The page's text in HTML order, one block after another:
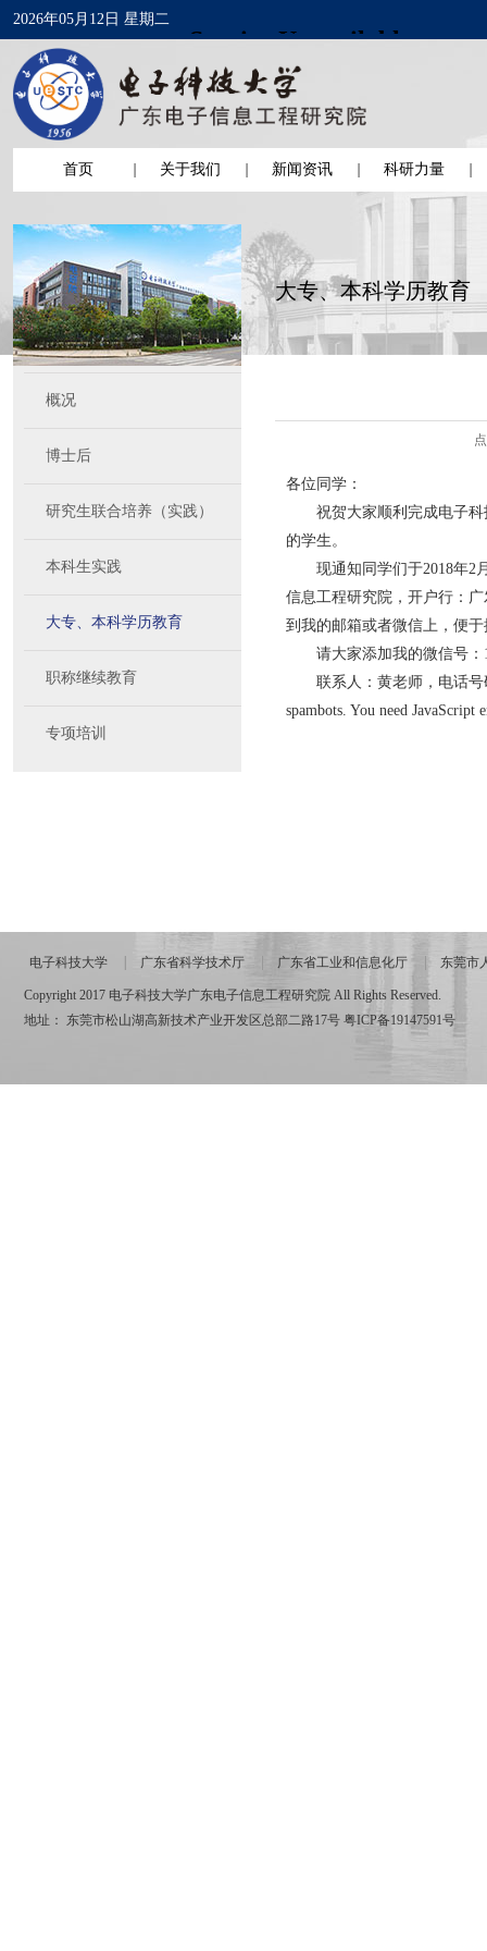
2026年05月12日 星期二
首页 关于我们 新闻资讯 科研力量
概况
博士后
研究生联合培养（实践）
本科生实践
大专、本科学历教育
职称继续教育
专项培训
大专、本科学历教育
各位同学：
祝贺大家顺利完成电子
的学生。
现通知同学们于2018年2
信息工程研究院，开户行：广
到我的邮箱或者微信上，便
请大家添加我的微信号：
联系人：黄老师，电话号
spambots. You need JavaScript
电子科技大学 广东省科学技术厅 广东省工业和信息化厅 东莞市
Copyright 2017 电子科技大学广东电子信息工程研究院 All Rights Reserved.
地址： 东莞市松山湖高新技术产业开发区总部二路17号 粤ICP备19147591号